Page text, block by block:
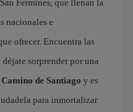
Fermines, que llenan la
nacionales e
ofrecer. Encuentra las
déjate sorprender por una
Camino de Santiago y es
para inmortalizar